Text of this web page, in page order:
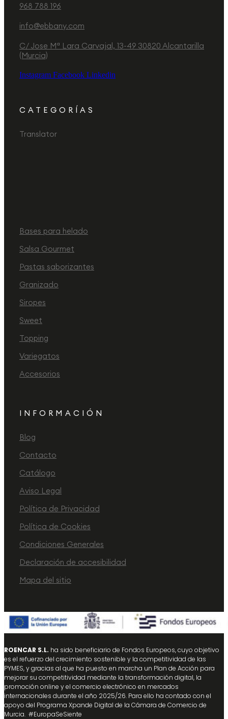
968 788 196
info@ebbany.com
C/ Jose Mª Lara Carvajal, 13-49 30820 Alcantarilla
(Murcia)
Instagram Facebook Linkedin
CATEGORÍAS
Translator
Bases para helado
Salsa Gourmet
Pastas saborizantes
Granizado
Siropes
Sweet
Topping
Variegatos
Accesorios
INFORMACIÓN
Blog
Contacto
Catálogo
Aviso Legal
Política de Privacidad
Política de Cookies
Condiciones Generales
Declaración de accesibilidad
Mapa del sitio
ROENCAR S.L. ha sido beneficiario de Fondos Europeos, cuyo objetivo
es el refuerzo del crecimiento sostenible y la competitividad de las
PYMES, y gracias al que ha puesto en marcha un Plan de Acción para
mejorar su competitividad mediante la transformación digital, la
promoción online y el comercio electrónico en mercados
internacionales durante el año 2025/26. Para ello ha contado con el
apoyo del Programa Xpande Digital de la Cámara de Comercio de
Murcia. #EuropaSeSiente